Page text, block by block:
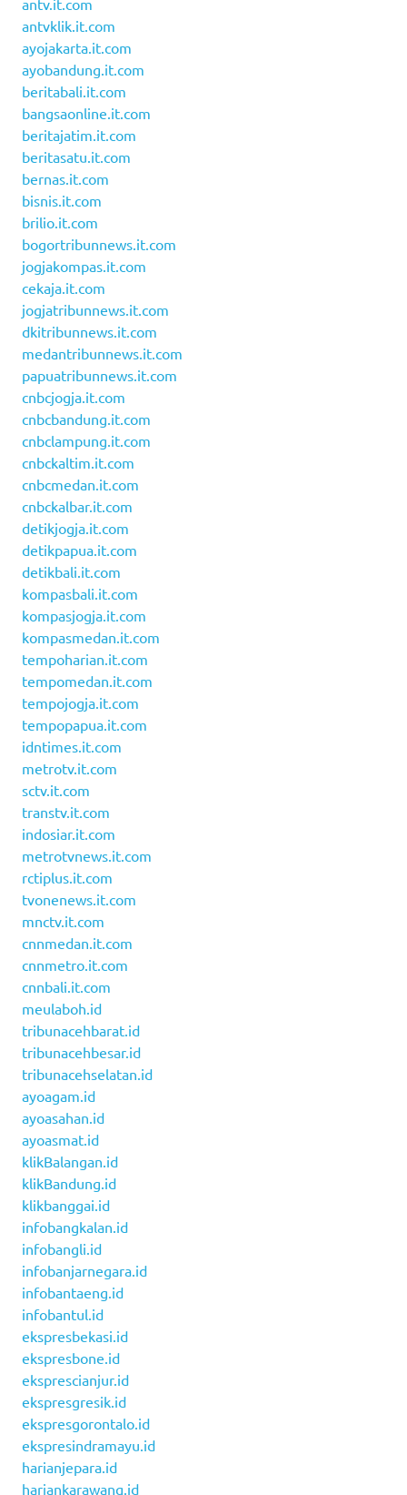
antvklik.it.com
ayojakarta.it.com
ayobandung.it.com
beritabali.it.com
bangsaonline.it.com
beritajatim.it.com
beritasatu.it.com
bernas.it.com
bisnis.it.com
brilio.it.com
bogortribunnews.it.com
jogjakompas.it.com
cekaja.it.com
jogjatribunnews.it.com
dkitribunnews.it.com
medantribunnews.it.com
papuatribunnews.it.com
cnbcjogja.it.com
cnbcbandung.it.com
cnbclampung.it.com
cnbckaltim.it.com
cnbcmedan.it.com
cnbckalbar.it.com
detikjogja.it.com
detikpapua.it.com
detikbali.it.com
kompasbali.it.com
kompasjogja.it.com
kompasmedan.it.com
tempoharian.it.com
tempomedan.it.com
tempojogja.it.com
tempopapua.it.com
idntimes.it.com
metrotv.it.com
sctv.it.com
transtv.it.com
indosiar.it.com
metrotvnews.it.com
rctiplus.it.com
tvonenews.it.com
mnctv.it.com
cnnmedan.it.com
cnnmetro.it.com
cnnbali.it.com
meulaboh.id
tribunacehbarat.id
tribunacehbesar.id
tribunacehselatan.id
ayoagam.id
ayoasahan.id
ayoasmat.id
klikBalangan.id
klikBandung.id
klikbanggai.id
infobangkalan.id
infobangli.id
infobanjarnegara.id
infobantaeng.id
infobantul.id
ekspresbekasi.id
ekspresbone.id
eksprescianjur.id
ekspresgresik.id
ekspresgorontalo.id
ekspresindramayu.id
harianjepara.id
hariankarawang.id